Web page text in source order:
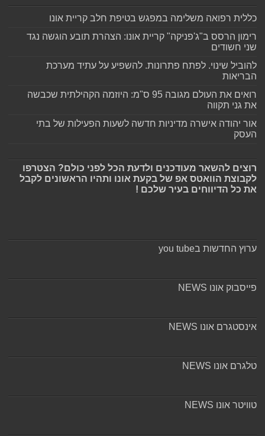
כללית רפואה משלימה במפגש בטיפת חלב קריית אונו
רימון הרסס ב"ג'פניקה" קריית אונו: הצהרת תובע הוגשה נגד
שני חשודים
להוביל שינוי. לפתח פתרונות. להשפיע על עתיד מערכת
הבריאות
רואים את העולם מגובה 95 ס"מ: היוזמה הקהילתית שכבשה
את גני תקווה
אור יהודה אישרה מדיניות חדשה לשעות הפעילות של בתי
העסק
רוצים להשאר מעודכנים ולדעת הכל לפני כולם? הצטרפו
לקבוצת הוואטס אפ של בקעת אונו ותהיו הראשונים לקבל
את כל הדיווחים בעיר שלכם !
ערוץ החדשות בyou tube
פייסבוק אונו NEWS
אינסטגרם אונו NEWS
טלגרם אונו NEWS
טוויטר אונו NEWS